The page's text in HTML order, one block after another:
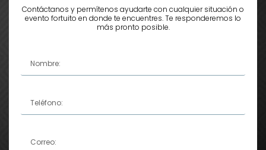
Contáctanos y permítenos ayudarte con cualquier situación o
evento fortuito en donde te encuentres. Te responderemos lo
más pronto posible.